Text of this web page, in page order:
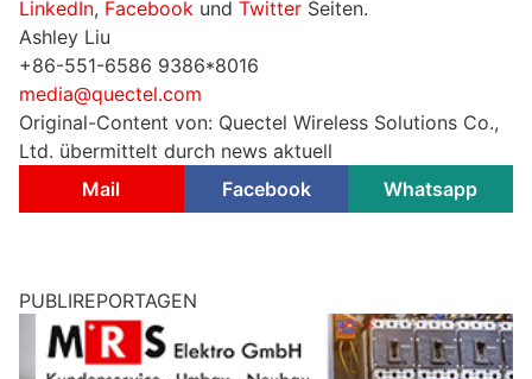
LinkedIn, Facebook und Twitter Seiten.
Ashley Liu
+86-551-6586 9386*8016
media@quectel.com
Original-Content von: Quectel Wireless Solutions Co.,
Ltd. übermittelt durch news aktuell
Mail
Facebook Whatsapp
PUBLIREPORTAGEN